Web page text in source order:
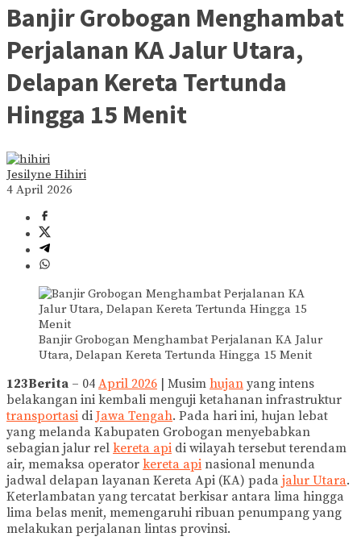
Banjir Grobogan Menghambat
Perjalanan KA Jalur Utara,
Delapan Kereta Tertunda
Hingga 15 Menit
Jesilyne Hihiri
4 April 2026
Banjir Grobogan Menghambat Perjalanan KA Jalur
Utara, Delapan Kereta Tertunda Hingga 15 Menit
123Berita – 04 April 2026 | Musim hujan yang intens
belakangan ini kembali menguji ketahanan infrastruktur
transportasi di Jawa Tengah. Pada hari ini, hujan lebat
yang melanda Kabupaten Grobogan menyebabkan
sebagian jalur rel kereta api di wilayah tersebut terendam
air, memaksa operator kereta api nasional menunda
jadwal delapan layanan Kereta Api (KA) pada jalur Utara.
Keterlambatan yang tercatat berkisar antara lima hingga
lima belas menit, memengaruhi ribuan penumpang yang
melakukan perjalanan lintas provinsi.